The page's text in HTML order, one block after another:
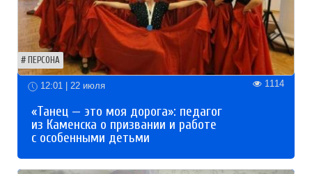
ПЕРСОНА
12:01 | 22 июля 1114
«Танец — это моя дорога»: педагог
из Каменска о призвании и работе
с особенными детьми